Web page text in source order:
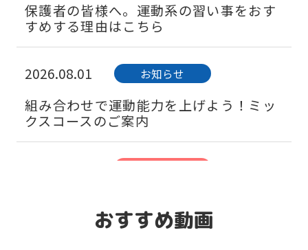
保護者の皆様へ。運動系の習い事をおす
すめする理由はこちら
2026.08.01 お知らせ
組み合わせで運動能力を上げよう！ミッ
クスコースのご案内
スイミング体験会実施中♪
おすすめ動画